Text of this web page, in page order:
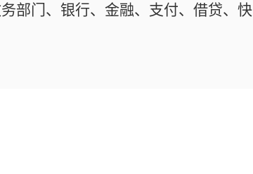
部门、银行、金融、支付、借贷、快